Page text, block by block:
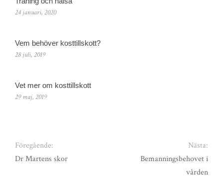
24 januari, 2020
Vem behöver kosttillskott?
28 juli, 2019
Vet mer om kosttillskott
29 maj, 2019
Föregående:
Dr Martens skor
Nästa:
Bemanningsbehovet i
vården